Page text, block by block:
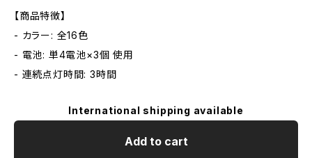
【商品特徴】
- カラー: 全16色
- 電池: 単4電池×3個 使用
- 連続点灯時間: 3時間
International shipping available
Add to cart